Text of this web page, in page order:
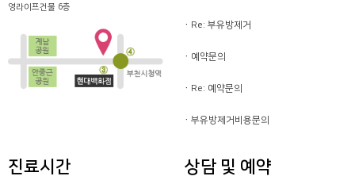
영라이프건물 6층
Re: 부유방제거
예약문의
Re: 예약문의
부유방제거비용문의
진료시간 상담 및 예약